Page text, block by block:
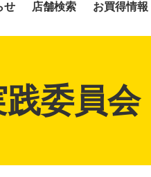
せ 店舗検索 お買得情報
委員会